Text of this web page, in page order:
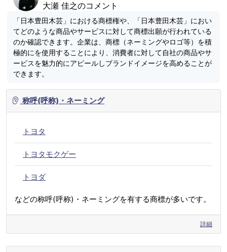
大瀬 佳之のコメント
「日本豊田木芸」における商標権や、「日本豊田木芸」におい
てどのような商品やサービスに対して商標出願が行われている
のか確認できます。企業は、商標（ネーミングやロゴ等）を積
極的にを使用することにより、消費者に対して自社の商品やサ
ービスを魅力的にアピールしブランドイメージを高めることが
できます。
称呼(呼称)・ネーミング
トヨタ
トヨタモクゲー
トヨダ
などの称呼(呼称)・ネーミングを有する商標が多いです。
詳細